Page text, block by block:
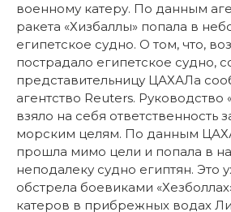
военному катеру. По данным
ракета «Хизбаллы» попала в
египетское судно. О том, что,
пострадало египетское судно,
представительницу ЦАХАЛа
агентство Reuters. Руководство
взяло на себя ответственность
морским целям. По данным
прошла мимо цели и попала в
неподалеку судно египтян. Это
обстрела боевиками
катеров в прибрежных водах